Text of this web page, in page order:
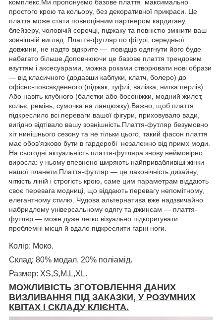
комплекс.Ми пропонуємо базове плаття максимально
простого крою та кольору, без декоративної прикраси. Це
плаття може стати повноцінним партнером кардигану,
блейзеру, чоловічій сорочці, піджаку та повністю змінити ваш
зовнішній вигляд. Плаття-футляр по фігурі, середньої
довжини, не надто відкрите — повідців одягнути його буде
набагато більше.Доповнюючи це базове плаття трендовим
взуттям і аксесуарами, можна роками створювати нові образи
— від класичного (додавши каблуки, клатч, болеро) до
офісно-повсякденного (піджак, туфлі, валізка, нитка перлів).
Або навіть клубного (балетки або босоніжки, модний жилет,
кольє, ремінь, сумочка на ланцюжку).Важно, щоб плаття
підкреслило всі переваги вашої фігури, приховувало вади,
вигідно відтівало вашу зовнішність.Плаття-футляр безумовно
хіт нинішнього сезону та не тільки цього, такий фасон плаття
має обов'язково бути в гардеробі незалежно від примх моди.
На сьогодні актуальність плаття-футляра знову неймовірно
виросла: у ньому впевнено ширяють найпривабливіші жінки
нашої планети.Плаття-футляр — це лаконічність дизайну,
чіткість ліній і строгість крою, саме цим параметрам віддають
своє перевага модниці, що віддають перевагу непомітному,
елегантному стилю. Чудова альтернатива вже надзвичайно
набридлому універсальному одягу та джинсам — плаття-
футляр — може дуже легко візуально підкоригувати
проблемні місця й вдало підкреслити гарні ноги.
Колір: Моко.
Склад: 80% модал, 20% поліамід.
Размер: XS,S,M,L,XL.
МОЖЛИВІСТЬ ЗГОТОВЛЕННЯ ДАНИХ
ВИЗЛИВАННЯ ПІД ЗАКАЗКИ, У РОЗУМНИХ
КВІТАХ І СКЛАДУ КЛІЄНТА.